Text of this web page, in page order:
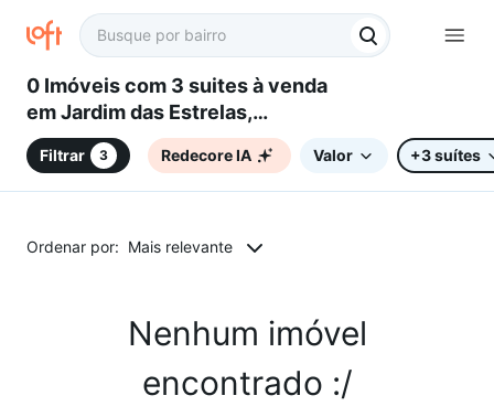
0 Imóveis com 3 suites à venda
em Jardim das Estrelas,
Sorocaba, SP
Filtrar 3 Redecore IA Valor +3 suítes
Ordenar por: Mais relevante
Nenhum imóvel
encontrado :/